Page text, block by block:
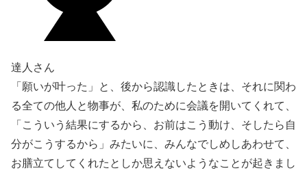
達人さん
「願いが叶った」と、後から認識したときは、それに関わ
る全ての他人と物事が、私のために会議を開いてくれて、
「こういう結果にするから、お前はこう動け、そしたら自
分がこうするから」みたいに、みんなでしめしあわせて、
お膳立てしてくれたとしか思えないようなことが起きまし